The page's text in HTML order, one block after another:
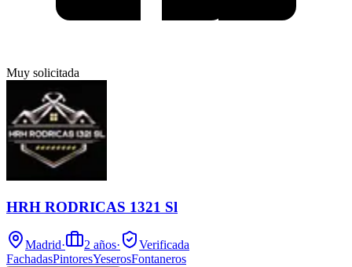
Muy solicitada
HRH RODRICAS 1321 Sl
Madrid· 2 años·
Verificada
FachadasPintoresYeserosFontaneros